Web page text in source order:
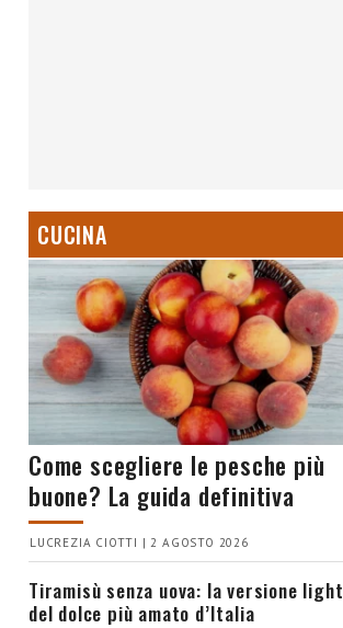
CUCINA
Come scegliere le pesche più
buone? La guida definitiva
LUCREZIA CIOTTI | 2 AGOSTO 2026
Tiramisù senza uova: la versione light
del dolce più amato d’Italia